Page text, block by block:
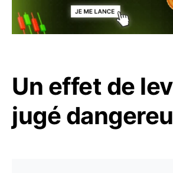
Un effet de
jugé